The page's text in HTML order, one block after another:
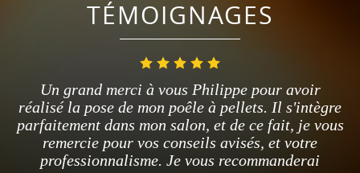
TÉMOIGNAGES
Un grand merci à vous Philippe pour avoir
réalisé la pose de mon poêle à pellets. Il s'intègre
parfaitement dans mon salon, et de ce fait, je vous
remercie pour vos conseils avisés, et votre
professionnalisme. Je vous recommanderai